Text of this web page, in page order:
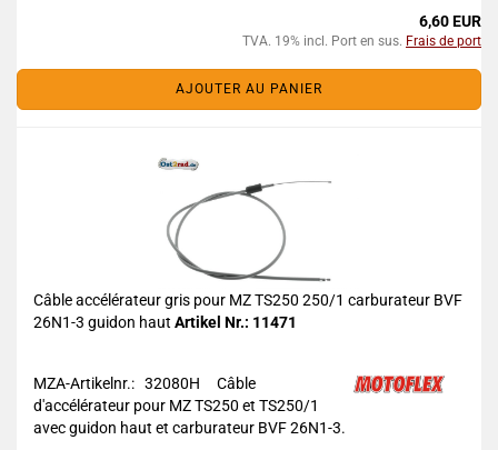
6,60 EUR
TVA. 19% incl. Port en sus. Frais de port
AJOUTER AU PANIER
Câble accélérateur gris pour MZ TS250 250/1 carburateur BVF
26N1-3 guidon haut Artikel Nr.: 11471
MZA-Artikelnr.: 32080H
Câble
d'accélérateur pour MZ TS250 et TS250/1
avec guidon haut et carburateur BVF 26N1-3.